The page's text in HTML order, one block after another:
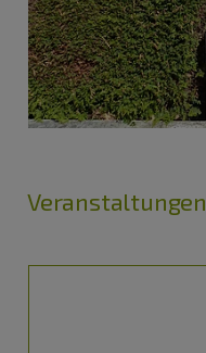
Veranstaltungen